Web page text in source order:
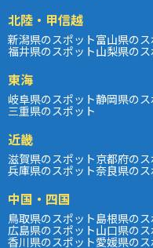
北陸・甲信越
新潟県のスポット富山県の
福井県のスポット山梨県の
東海
岐阜県のスポット静岡県のス
三重県のスポット
近畿
滋賀県のスポット京都府の
兵庫県のスポット奈良県のス
中国・四国
鳥取県のスポット島根県の
広島県のスポット山口県の
香川県のスポット愛媛県の